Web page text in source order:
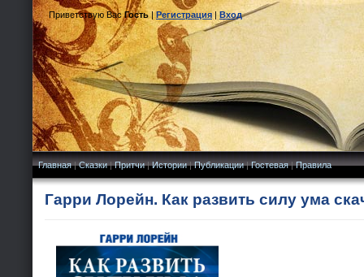
Приветствую Вас Гость|Регистрация|Вход
Главная|Сказки|Притчи|Истории|Публикации|Гостевая|Правила
Гарри Лорейн. Как развить силу ума